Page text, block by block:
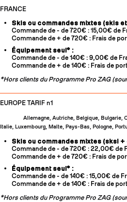
FRANCE
Skis ou commandes mixtes (skis
Commande de - de 720€ : 15,00€ de
Commande de + de 720€ : Frais de
Équipement seul* :
Commande de - de 140€ : 9,00€ de
Commande de + de 140€ : Frais de
*Hors clients du Programme Pro ZAG
EUROPE TARIF n1
Allemagne, Autriche, Belgique, Bulgarie,
Italie, Luxembourg, Malte, Pays-Bas, Pologne,
Skis ou commandes mixtes (sksi
Commande de - de 720€ : 22,00€ de
Commande de + de 720€ : Frais de
Équipement seul* :
Commande de - de 140€ : 15,00€ de
Commande de + de 140€ : Frais de
*Hors clients du Programme Pro ZAG